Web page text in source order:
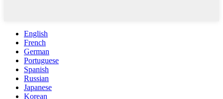
English
French
German
Portuguese
Spanish
Russian
Japanese
Korean